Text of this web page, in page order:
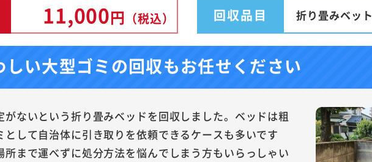
11,000円 （税込） 回収品目 折り畳みベット
しい大型ゴミの回収もお任せください
がないという折り畳みベッドを回収しました。ベッドは粗
として自治体に引き取りを依頼できるケースも多いです
所まで運べずに処分方法を悩んでしまう方もいらっしゃい